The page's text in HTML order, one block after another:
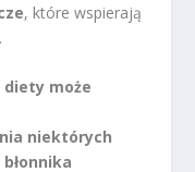
, które wspierają
diety może
niektórych